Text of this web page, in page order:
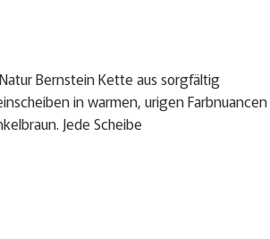
Bernstein Kette aus sorgfältig
in warmen, urigen Farbnuancen
Jede Scheibe